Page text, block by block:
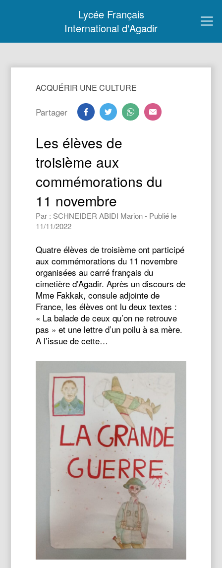
Lycée Français
International d'Agadir
ACQUÉRIR UNE CULTURE
Partager
Les élèves de
troisième aux
commémorations du
11 novembre
Par : SCHNEIDER ABIDI Marion - Publié le
11/11/2022
Quatre élèves de troisième ont participé
aux commémorations du 11 novembre
organisées au carré français du
cimetière d’Agadir. Après un discours de
Mme Fakkak, consule adjointe de
France, les élèves ont lu deux textes :
« La balade de ceux qu’on ne retrouve
pas » et une lettre d’un poilu à sa mère.
A l’issue de cette…